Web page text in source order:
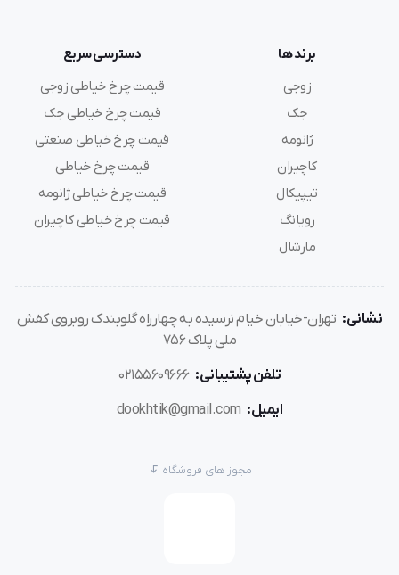
برند ها
زوجی
جک
ژانومه
کاچیران
تیپیکال
رویانگ
مارشال
دسترسی سریع
قیمت چرخ خیاطی زوجی
قیمت چرخ خیاطی جک
قیمت چرخ خیاطی صنعتی
قیمت چرخ خیاطی
قیمت چرخ خیاطی ژانومه
قیمت چرخ خیاطی کاچیران
نشانی: تهران-خیابان خیام نرسیده به چهارراه گلوبندک روبروی کفش
ملی پلاک 756
تلفن پشتیبانی: 02155609666
ایمیل: dookhtik@gmail.com
مجوز های فروشگاه